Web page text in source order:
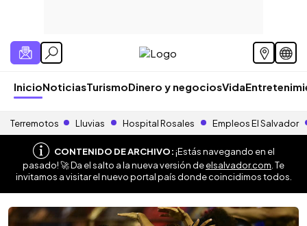
InicioNoticiasTurismoDinero y negociosVida
Terremotos Lluvias Hospital Rosales Empleos El Salvador
CONTENIDO DE ARCHIVO:¡Estás navegando en el
pasado! 🚀 Da el salto a la nueva versión deelsalvador.com . Te
invitamos a visitar el nuevo portal país donde coincidimos todos.